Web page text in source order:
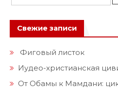
Свежие записи
Фиговый листок
Иудео-христианская
От Обамы к Мамдани: